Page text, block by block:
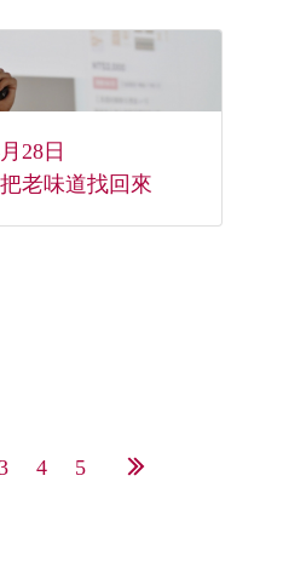
28日
老味道找回來
4 5